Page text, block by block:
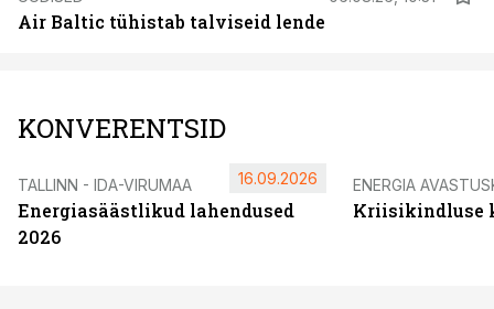
Air Baltic tühistab talviseid lende
KONVERENTSID
TALLINN - IDA-VIRUMAA
Energiasäästlikud lahendused
2026
16.09.2026 ENERGIA
Kriisikindluse